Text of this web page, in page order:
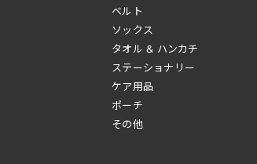
ベルト
ソックス
タオル & ハンカチ
ステーショナリー
ケア用品
ポーチ
その他